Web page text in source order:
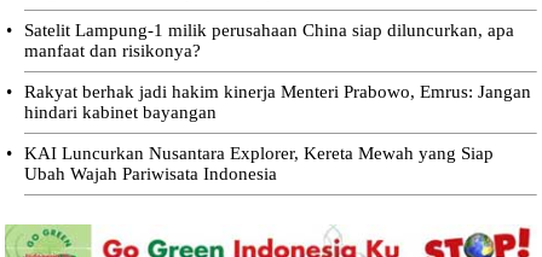
•
Satelit Lampung-1 milik perusahaan China siap diluncurkan, apa
manfaat dan risikonya?
•
Rakyat berhak jadi hakim kinerja Menteri Prabowo, Emrus: Jangan
hindari kabinet bayangan
•
KAI Luncurkan Nusantara Explorer, Kereta Mewah yang Siap
Ubah Wajah Pariwisata Indonesia